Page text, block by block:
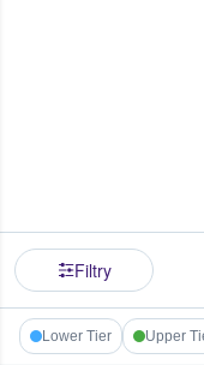
Filtry
Lower Tier Upper